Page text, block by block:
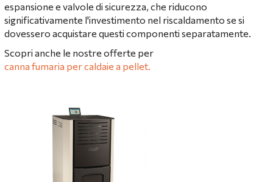
espansione e valvole di sicurezza, che riducono
significativamente l'investimento nel riscaldamento se si
dovessero acquistare questi componenti separatamente.
Scopri anche le nostre offerte per
canna fumaria per caldaie a pellet.